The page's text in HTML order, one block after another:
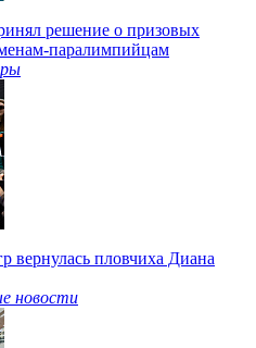
решение о призовых
паралимпийцам
пловчиха Диана
новости